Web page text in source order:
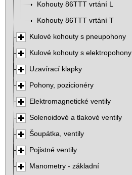
Kohouty 86TTT vrtání L
Kohouty 86TTT vrtání T
Kulové kohouty s pneupohony
Kulové kohouty s elektropohony
Uzavírací klapky
Pohony, pozicionéry
Elektromagnetické ventily
Solenoidové a tlakové ventily
Šoupátka, ventily
Pojistné ventily
Manometry - základní